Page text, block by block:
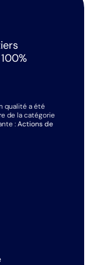
qualité a été
de la catégorie
:Actions de